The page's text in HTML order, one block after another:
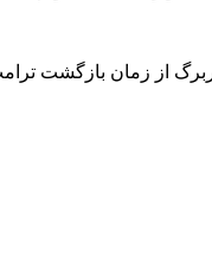
از زمان